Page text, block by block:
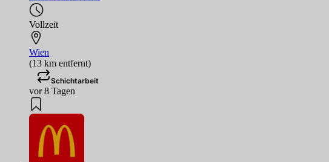
Vollzeit
Wien
(13 km entfernt)
Schichtarbeit
vor 8 Tagen